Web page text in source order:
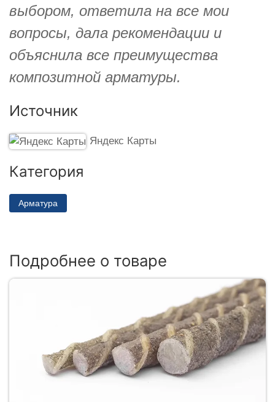
выбором, ответила на все мои
вопросы, дала рекомендации и
объяснила все преимущества
композитной арматуры.
Источник
Яндекс Карты
Категория
Арматура
Подробнее о товаре